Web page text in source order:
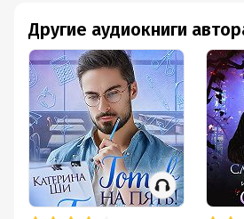
Другие аудиокниги